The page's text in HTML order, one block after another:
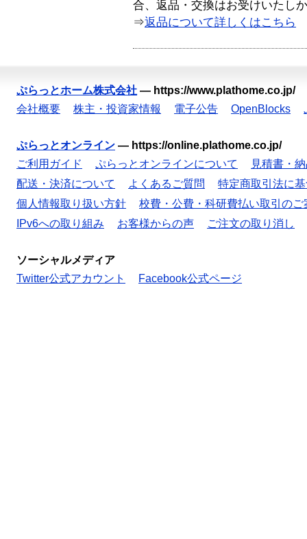
合、返品・交換はお受けいたし
⇒返品について詳しくはこちら
ぷらっとホーム株式会社 — https://www.plathome.co.jp/
会社概要
株主・投資家情報 電子公告 OpenBlocks
ぷらっとオンライン — https://online.plathome.co.jp/
ご利用ガイド
ぷらっとオンラインについて
見積書・
配送・決済について
よくあるご質問
特定商取引法に
個人情報取り扱い方針
校費・公費・科研費払い取引のご
IPv6への取り組み
お客様からの声 ご注文の取り消し
ソーシャルメディア
Twitter公式アカウント
Facebook公式ページ